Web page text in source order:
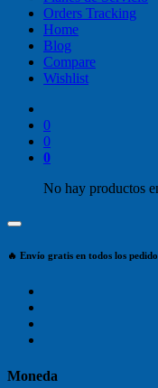
Orders Tracking
Home
Blog
Compare
Wishlist
0
0
0
No hay productos
🔥 Envío gratis en todos los
Moneda